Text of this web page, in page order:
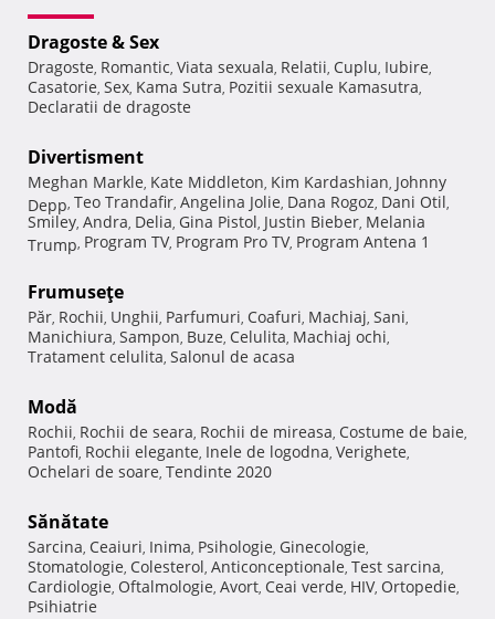
Dragoste & Sex
Dragoste, Romantic, Viata sexuala, Relatii, Cuplu, Iubire,
Casatorie, Sex, Kama Sutra, Pozitii sexuale Kamasutra,
Declaratii de dragoste
Divertisment
Meghan Markle, Kate Middleton, Kim Kardashian, Johnny
Depp, Teo Trandafir, Angelina Jolie, Dana Rogoz, Dani Otil,
Smiley, Andra, Delia, Gina Pistol, Justin Bieber, Melania
Trump, Program TV, Program Pro TV, Program Antena 1
Frumuseţe
Păr, Rochii, Unghii, Parfumuri, Coafuri, Machiaj, Sani,
Manichiura, Sampon, Buze, Celulita, Machiaj ochi,
Tratament celulita, Salonul de acasa
Modă
Rochii, Rochii de seara, Rochii de mireasa, Costume de baie,
Pantofi, Rochii elegante, Inele de logodna, Verighete,
Ochelari de soare, Tendinte 2020
Sănătate
Sarcina, Ceaiuri, Inima, Psihologie, Ginecologie,
Stomatologie, Colesterol, Anticonceptionale, Test sarcina,
Cardiologie, Oftalmologie, Avort, Ceai verde, HIV, Ortopedie,
Psihiatrie